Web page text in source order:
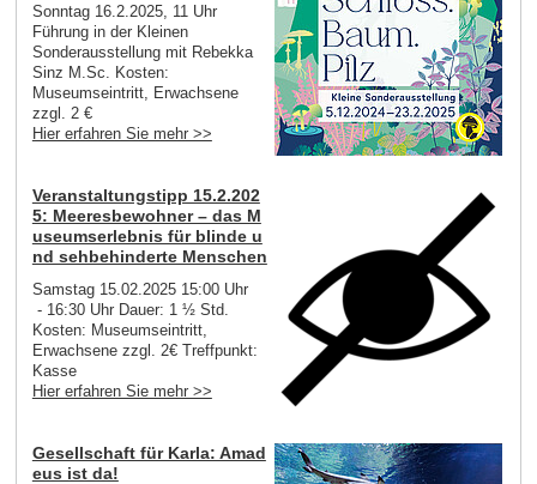
Sonntag 16.2.2025, 11 Uhr
Führung in der Kleinen
Sonderausstellung mit Rebekka
Sinz M.Sc. Kosten:
Museumseintritt, Erwachsene
zzgl. 2 €
Hier erfahren Sie mehr >>
Veranstaltungstipp 15.2.202
5: Meeresbewohner – das M
useumserlebnis für blinde u
nd sehbehinderte Menschen
Samstag 15.02.2025 15:00 Uhr
- 16:30 Uhr Dauer: 1 ½ Std.
Kosten: Museumseintritt,
Erwachsene zzgl. 2€ Treffpunkt:
Kasse
Hier erfahren Sie mehr >>
Gesellschaft für Karla: Amad
eus ist da!